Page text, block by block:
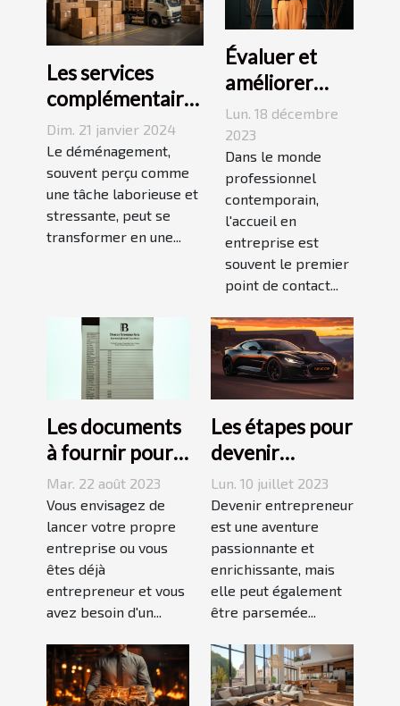
Les services
complémentaires
offerts par les
déménageurs
professionnels
Dim. 21 janvier 2024
Le déménagement,
souvent perçu comme
une tâche laborieuse et
stressante, peut se
transformer en une...
Évaluer et
améliorer
l'efficacité de
l'accueil en
entreprise
Lun. 18 décembre
2023
Dans le monde
professionnel
contemporain,
l'accueil en
entreprise est
souvent le premier
point de contact...
Les documents
à fournir pour
obtenir un
Extrait K-BIS
Mar. 22 août 2023
Vous envisagez de
lancer votre propre
entreprise ou vous
êtes déjà
entrepreneur et vous
avez besoin d'un...
Les étapes pour
devenir
entrepreneur
Lun. 10 juillet 2023
Devenir entrepreneur
est une aventure
passionnante et
enrichissante, mais
elle peut également
être parsemée...